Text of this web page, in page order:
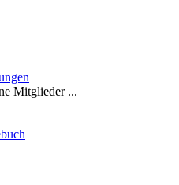
Mitglieder ...